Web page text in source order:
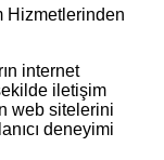
Hizmetlerinden
internet
iletişim
web sitelerini
deneyimi